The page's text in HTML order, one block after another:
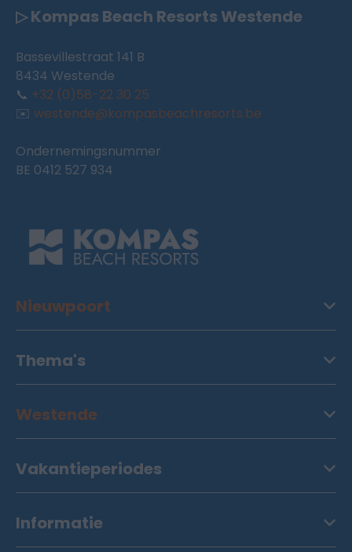
▷ Kompas Beach Resorts Westende
Bassevillestraat 141 B
8434 Westende
📞 +32 (0)58-22 30 25
✉️ westende@kompasbeachresorts.be
Ondernemingsnummer
BE 0412 527 934
Nieuwpoort
Thema's
Westende
Vakantieperiodes
Informatie